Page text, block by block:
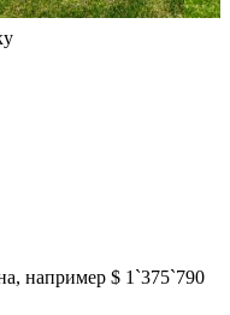
например $ 1`375`790